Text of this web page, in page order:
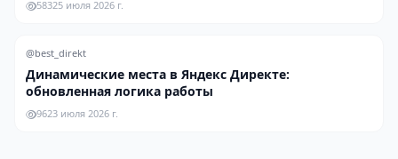
58325 июля 2026 г.
@best_direkt
Динамические места в Яндекс Директе:
обновленная логика работы
9623 июля 2026 г.